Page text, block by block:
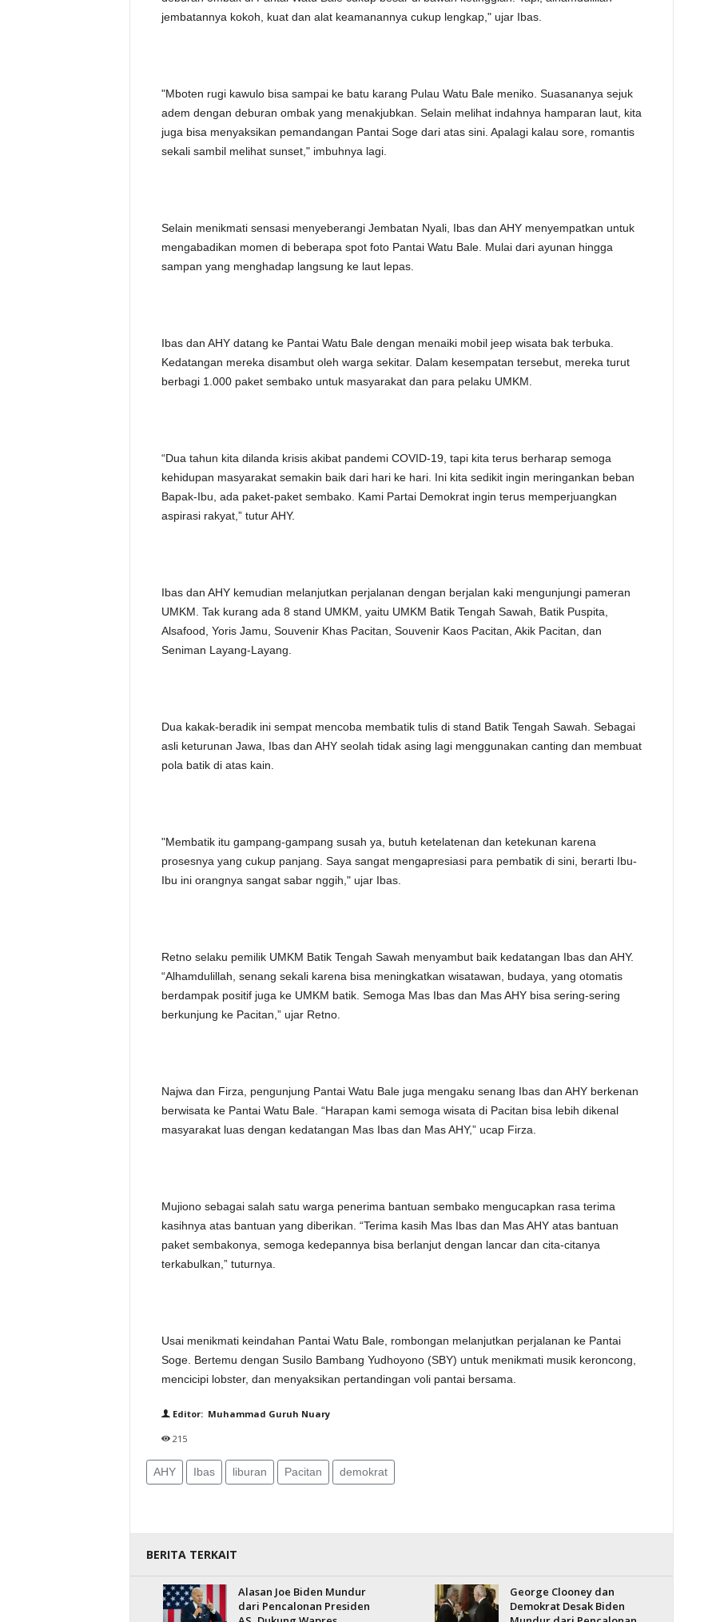
jembatannya kokoh, kuat dan alat keamanannya cukup lengkap," ujar Ibas.
"Mboten rugi kawulo bisa sampai ke batu karang Pulau Watu Bale meniko. Suasananya sejuk
adem dengan deburan ombak yang menakjubkan. Selain melihat indahnya hamparan laut, kita
juga bisa menyaksikan pemandangan Pantai Soge dari atas sini. Apalagi kalau sore, romantis
sekali sambil melihat sunset," imbuhnya lagi.
Selain menikmati sensasi menyeberangi Jembatan Nyali, Ibas dan AHY menyempatkan untuk
mengabadikan momen di beberapa spot foto Pantai Watu Bale. Mulai dari ayunan hingga
sampan yang menghadap langsung ke laut lepas.
Ibas dan AHY datang ke Pantai Watu Bale dengan menaiki mobil jeep wisata bak terbuka.
Kedatangan mereka disambut oleh warga sekitar. Dalam kesempatan tersebut, mereka turut
berbagi 1.000 paket sembako untuk masyarakat dan para pelaku UMKM.
“Dua tahun kita dilanda krisis akibat pandemi COVID-19, tapi kita terus berharap semoga
kehidupan masyarakat semakin baik dari hari ke hari. Ini kita sedikit ingin meringankan beban
Bapak-Ibu, ada paket-paket sembako. Kami Partai Demokrat ingin terus memperjuangkan
aspirasi rakyat,” tutur AHY.
Ibas dan AHY kemudian melanjutkan perjalanan dengan berjalan kaki mengunjungi pameran
UMKM. Tak kurang ada 8 stand UMKM, yaitu UMKM Batik Tengah Sawah, Batik Puspita,
Alsafood, Yoris Jamu, Souvenir Khas Pacitan, Souvenir Kaos Pacitan, Akik Pacitan, dan
Seniman Layang-Layang.
Dua kakak-beradik ini sempat mencoba membatik tulis di stand Batik Tengah Sawah. Sebagai
asli keturunan Jawa, Ibas dan AHY seolah tidak asing lagi menggunakan canting dan membuat
pola batik di atas kain.
"Membatik itu gampang-gampang susah ya, butuh ketelatenan dan ketekunan karena
prosesnya yang cukup panjang. Saya sangat mengapresiasi para pembatik di sini, berarti Ibu-
Ibu ini orangnya sangat sabar nggih," ujar Ibas.
Retno selaku pemilik UMKM Batik Tengah Sawah menyambut baik kedatangan Ibas dan AHY.
“Alhamdulillah, senang sekali karena bisa meningkatkan wisatawan, budaya, yang otomatis
berdampak positif juga ke UMKM batik. Semoga Mas Ibas dan Mas AHY bisa sering-sering
berkunjung ke Pacitan,” ujar Retno.
Najwa dan Firza, pengunjung Pantai Watu Bale juga mengaku senang Ibas dan AHY berkenan
berwisata ke Pantai Watu Bale. “Harapan kami semoga wisata di Pacitan bisa lebih dikenal
masyarakat luas dengan kedatangan Mas Ibas dan Mas AHY,” ucap Firza.
Mujiono sebagai salah satu warga penerima bantuan sembako mengucapkan rasa terima
kasihnya atas bantuan yang diberikan. “Terima kasih Mas Ibas dan Mas AHY atas bantuan
paket sembakonya, semoga kedepannya bisa berlanjut dengan lancar dan cita-citanya
terkabulkan,” tuturnya.
Usai menikmati keindahan Pantai Watu Bale, rombongan melanjutkan perjalanan ke Pantai
Soge. Bertemu dengan Susilo Bambang Yudhoyono (SBY) untuk menikmati musik keroncong,
mencicipi lobster, dan menyaksikan pertandingan voli pantai bersama.
Editor: Muhammad Guruh Nuary
215
AHY Ibas liburan Pacitan demokrat
BERITA TERKAIT
Alasan Joe Biden Mundur
dari Pencalonan Presiden
George Clooney dan
Demokrat Desak Biden